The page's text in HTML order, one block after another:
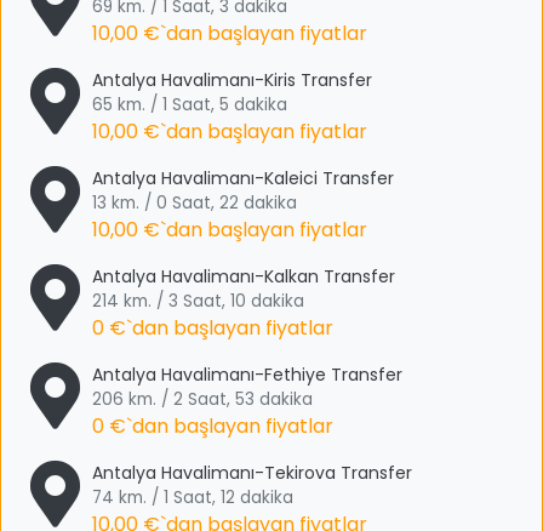
69 km. / 1 Saat, 3 dakika
10,00 €`dan başlayan fiyatlar
Antalya Havalimanı-Kiris Transfer
65 km. / 1 Saat, 5 dakika
10,00 €`dan başlayan fiyatlar
Antalya Havalimanı-Kaleici Transfer
13 km. / 0 Saat, 22 dakika
10,00 €`dan başlayan fiyatlar
Antalya Havalimanı-Kalkan Transfer
214 km. / 3 Saat, 10 dakika
0 €`dan başlayan fiyatlar
Antalya Havalimanı-Fethiye Transfer
206 km. / 2 Saat, 53 dakika
0 €`dan başlayan fiyatlar
Antalya Havalimanı-Tekirova Transfer
74 km. / 1 Saat, 12 dakika
10,00 €`dan başlayan fiyatlar